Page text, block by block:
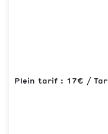
Plein tarif : 17€ /